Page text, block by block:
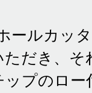
ールカッ
だき、
プのロ